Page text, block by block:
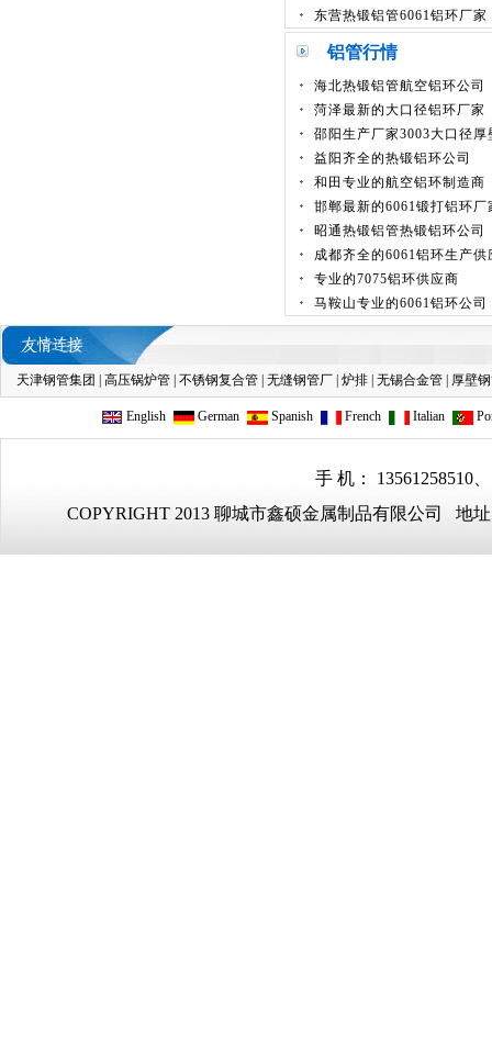
铝管360*230现...
6061热锻铝管
东营热锻铝管6061铝环厂家
铝管行情
海北热锻铝管航空铝环公司
菏泽最新的大口径铝环厂家
邵阳生产厂家3003大口径
益阳齐全的热锻铝环公司
和田专业的航空铝环制造商
邯郸最新的6061锻打铝环厂
昭通热锻铝管热锻铝环公司
成都齐全的6061铝环生产
专业的7075铝环供应商
马鞍山专业的6061铝环公司
天津钢管集团 高压锅炉管 不锈钢复合管 无缝钢管厂 炉排 无锡合金管 厚壁
English German Spanish French Italian
手 机： 13561258510
COPYRIGHT 2013 聊城市鑫硕金属制品有限公司 地